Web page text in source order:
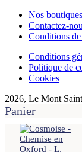
Nos boutiques
Contactez-
Conditions
Conditions
Politique de
Cookies
2026, Le Mont
Panier